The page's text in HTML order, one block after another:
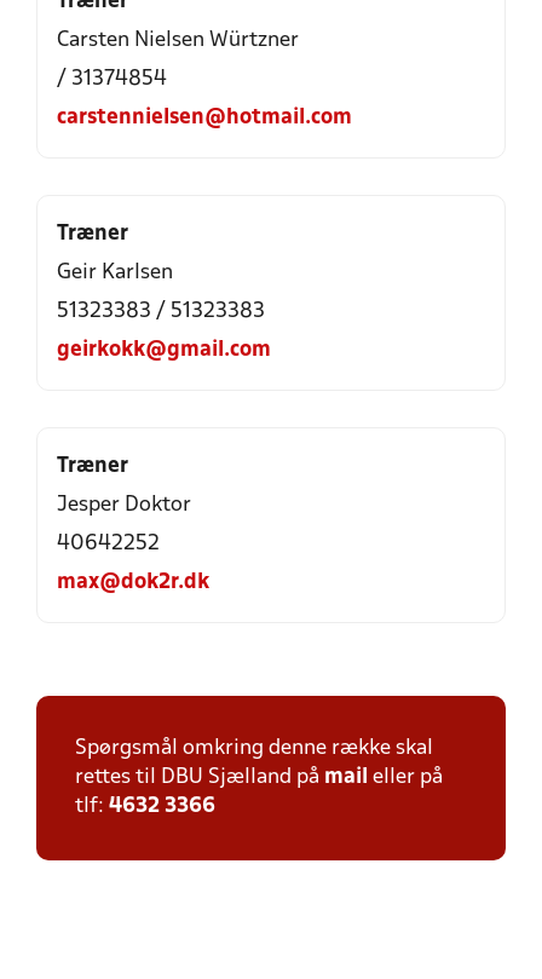
Carsten Nielsen Würtzner
/ 31374854
carstennielsen@hotmail.com
Træner
Geir Karlsen
51323383 / 51323383
geirkokk@gmail.com
Træner
Jesper Doktor
40642252
max@dok2r.dk
Spørgsmål omkring denne række skal
rettes til DBU Sjælland på mail eller på
tlf: 4632 3366